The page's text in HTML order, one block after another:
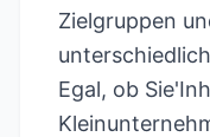
Zielgruppen
Egal, ob